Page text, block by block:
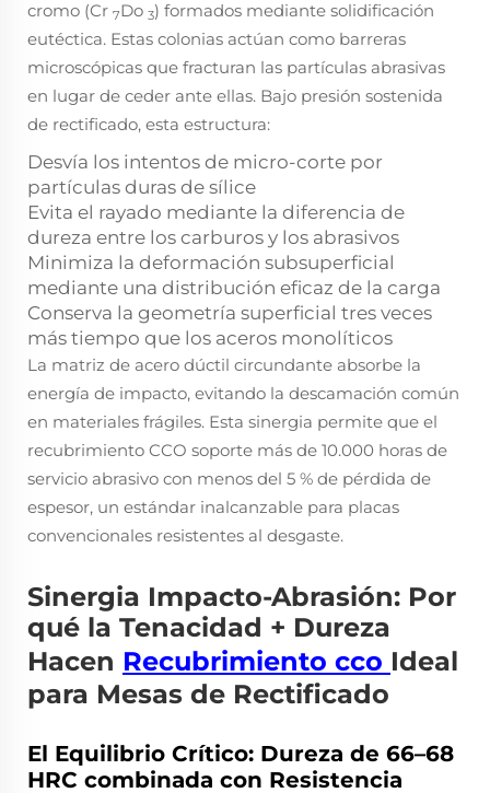
cromo (Cr 7Do 3) formados mediante solidificación
eutéctica. Estas colonias actúan como barreras
microscópicas que fracturan las partículas abrasivas
en lugar de ceder ante ellas. Bajo presión sostenida
de rectificado, esta estructura:
Desvía los intentos de micro-corte por
partículas duras de sílice
Evita el rayado mediante la diferencia de
dureza entre los carburos y los abrasivos
Minimiza la deformación subsuperficial
mediante una distribución eficaz de la carga
Conserva la geometría superficial tres veces
más tiempo que los aceros monolíticos
La matriz de acero dúctil circundante absorbe la
energía de impacto, evitando la descamación común
en materiales frágiles. Esta sinergia permite que el
recubrimiento CCO soporte más de 10.000 horas de
servicio abrasivo con menos del 5 % de pérdida de
espesor, un estándar inalcanzable para placas
convencionales resistentes al desgaste.
Sinergia Impacto-Abrasión: Por
qué la Tenacidad + Dureza
Hacen Recubrimiento cco Ideal
para Mesas de Rectificado
El Equilibrio Crítico: Dureza de 66–68
HRC combinada con Resistencia